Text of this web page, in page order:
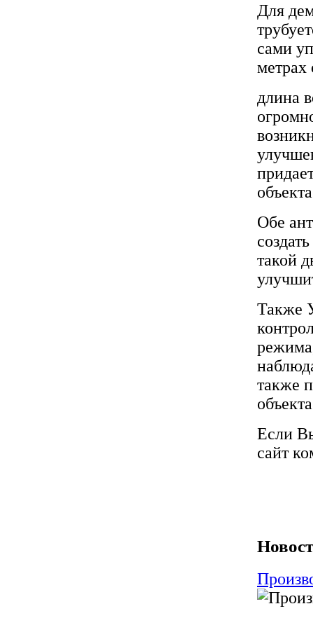
Для
сами
метрах
длина
Обе
такой
Также
также
Если
сайт